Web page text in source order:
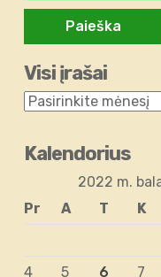
Visi įrašai
Kalendorius
2022 m.
Pr
A T K
4
5 6 7